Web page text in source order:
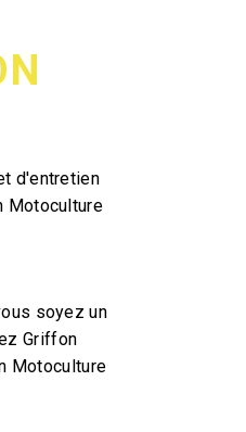
d'entretien
Motoculture
soyez un
Griffon
Motoculture